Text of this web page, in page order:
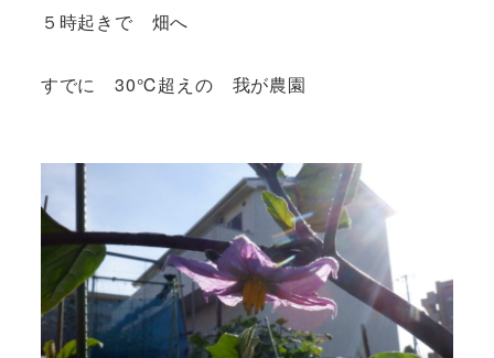
５時起きで 畑へ
すでに 30℃超えの 我が農園